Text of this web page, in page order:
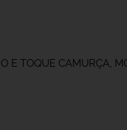
E TOQUE CAMURÇA,